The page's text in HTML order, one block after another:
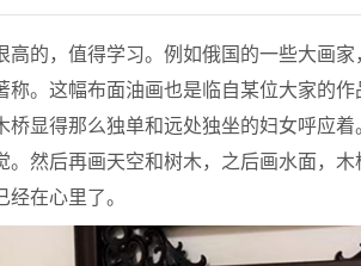
高的，值得学习。例如俄国的一些大画
。这幅布面油画也是临自某位大家的作
显得那么独单和远处独坐的妇女呼应
然后再画天空和树木，之后画水面，
在心里了。